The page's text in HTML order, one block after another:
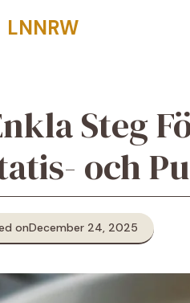
LNNRW
Steg
och
onDecember 24, 2025